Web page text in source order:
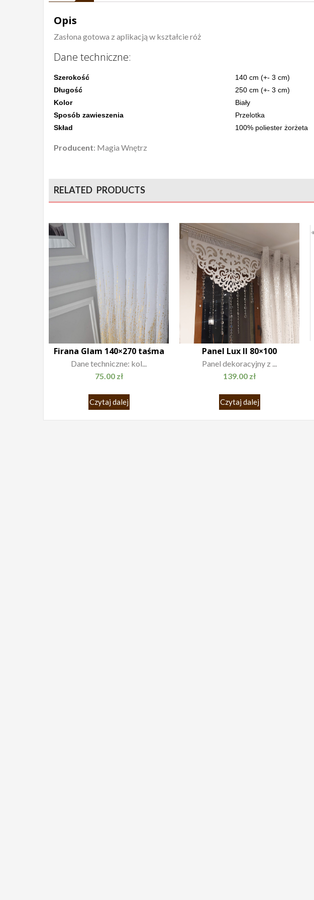
Opis
Zasłona gotowa z aplikacją w kształcie róż
Dane techniczne:
Szerokość
140 cm (+- 3 cm)
Długość
250 cm (+- 3 cm)
Kolor
Biały
Sposób zawieszenia
Przelotka
Skład
100% poliester żorżeta
Producent: Magia Wnętrz
RELATED PRODUCTS
Firana Glam 140×270 taśma
Dane techniczne: kol...
75.00 zł
Czytaj dalej
Panel Lux II 80×100
Panel dekoracyjny z ...
139.00 zł
Czytaj dalej